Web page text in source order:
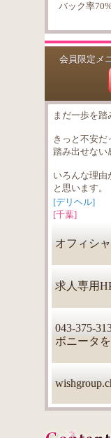
バック率
会員限定メ
まだ一歩を踏
きっと不安
踏み出せない
いろんな理由
と思います。
[デリヘル]
[千葉]
オフィシ
求人専用
043-375-
ボニータ